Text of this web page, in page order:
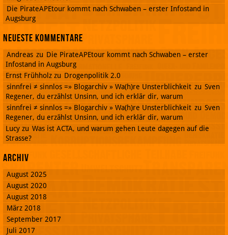
Die PirateAPEtour kommt nach Schwaben – erster Infostand in
Augsburg
Neueste Kommentare
Andreas zu Die PirateAPEtour kommt nach Schwaben – erster
Infostand in Augsburg
Ernst Frühholz zu Drogenpolitik 2.0
sinnfrei ≠ sinnlos =» Blogarchiv » Wa(h)re Unsterblichkeit zu Sven
Regener, du erzählst Unsinn, und ich erklär dir, warum
sinnfrei ≠ sinnlos =» Blogarchiv » Wa(h)re Unsterblichkeit zu Sven
Regener, du erzählst Unsinn, und ich erklär dir, warum
Lucy zu Was ist ACTA, und warum gehen Leute dagegen auf die
Strasse?
Archiv
August 2025
August 2020
August 2018
März 2018
September 2017
Juli 2017